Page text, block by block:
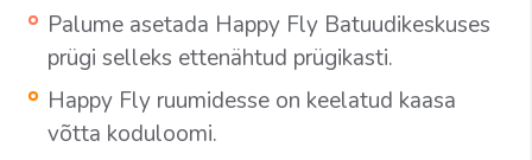
Palume asetada Happy Fly Batuudikeskuses
prügi selleks ettenähtud prügikasti.
Happy Fly ruumidesse on keelatud kaasa
võtta koduloomi.